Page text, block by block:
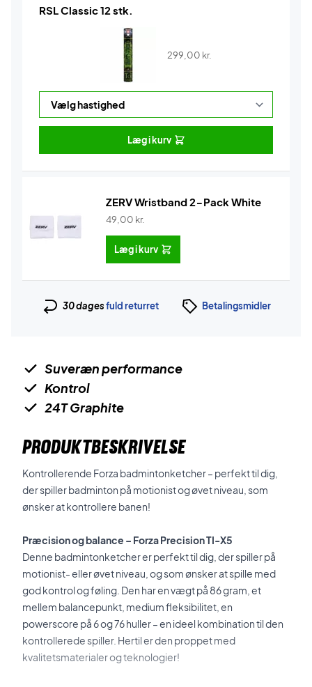
RSL Classic 12 stk.
299,00 kr.
Læg i kurv
ZERV Wristband 2-Pack White
49,00 kr.
Læg i kurv
30 dagesfuld returret Betalingsmidler
Suveræn performance
Kontrol
24T Graphite
PRODUKTBESKRIVELSE
Kontrollerende Forza badmintonketcher – perfekt til dig,
der spiller badminton på motionist og øvet niveau, som
ønsker at kontrollere banen!
Præcision og balance – Forza Precision TI-X5
Denne badmintonketcher er perfekt til dig, der spiller på
motionist- eller øvet niveau, og som ønsker at spille med
god kontrol og føling. Den har en vægt på 86 gram, et
mellem balancepunkt, medium fleksibilitet, en
powerscore på 6 og 76 huller – en ideel kombination til den
kontrollerede spiller. Hertil er den proppet med
kvalitetsmaterialer og teknologier!